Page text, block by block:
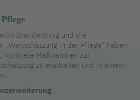
Brandenburg und die
„Wertschätzung in der Pflege“ haben
konkrete Maßnahmen zur
zu erarbeiten und in einem